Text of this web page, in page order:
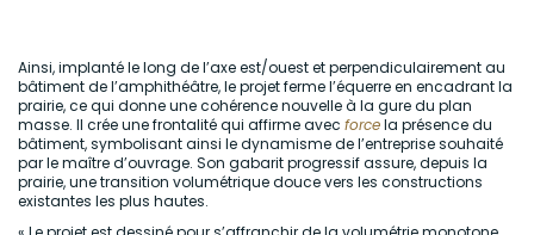
Ainsi, implanté le long de l’axe est/ouest et perpendiculairement au
bâtiment de l’amphithéâtre, le projet ferme l’équerre en encadrant la
prairie, ce qui donne une cohérence nouvelle à la gure du plan
masse. Il crée une frontalité qui affirme avec forcela présence du
bâtiment, symbolisant ainsi le dynamisme de l’entreprise souhaité
par le maître d’ouvrage. Son gabarit progressif assure, depuis la
prairie, une transition volumétrique douce vers les constructions
existantes les plus hautes.